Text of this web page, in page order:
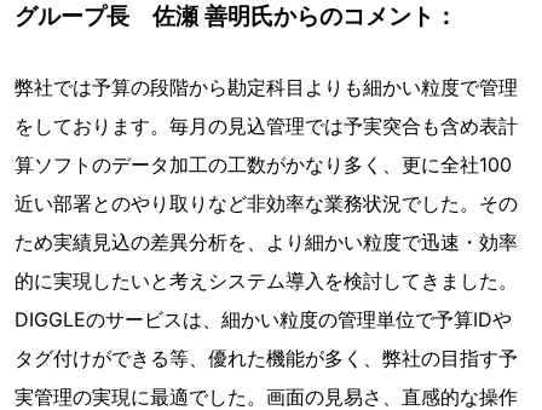
グループ長 佐瀬 善明氏からのコメント：
弊社では予算の段階から勘定科目よりも細かい粒度で管理
をしております。毎月の見込管理では予実突合も含め表計
算ソフトのデータ加工の工数がかなり多く、更に全社100
近い部署とのやり取りなど非効率な業務状況でした。その
ため実績見込の差異分析を、より細かい粒度で迅速・効率
的に実現したいと考えシステム導入を検討してきました。
DIGGLEのサービスは、細かい粒度の管理単位で予算IDや
タグ付けができる等、優れた機能が多く、弊社の目指す予
実管理の実現に最適でした。画面の見易さ、直感的な操作